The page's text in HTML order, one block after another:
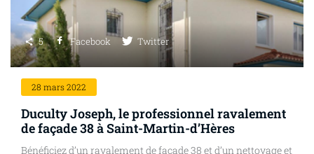
5 Facebook Twitter
28 mars 2022
Duculty Joseph, le professionnel ravalement
de façade 38 à Saint-Martin-d’Hères
Bénéficiez d’un ravalement de façade 38 et d’un nettoyage et